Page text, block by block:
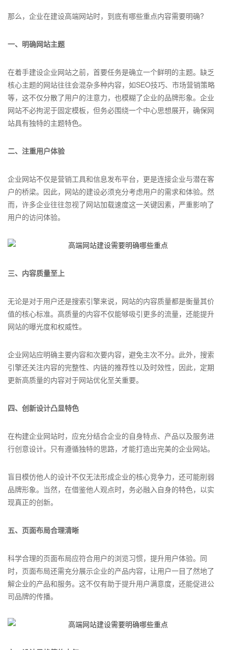
那么，企业在建设高端网站时，到底有哪些重点内容需要明确?
一、明确网站主题
在着手建设企业网站之前，首要任务是确立一个鲜明的主题。缺乏
核心主题的网站往往会混杂多种内容，如SEO技巧、市场营销策略
等，这不仅分散了用户的注意力，也模糊了企业的品牌形象。企业
网站不必拘泥于固定模板，但务必围绕一个中心思想展开，确保网
站具有独特的主题特色。
二、注重用户体验
企业网站不仅是营销工具和信息发布平台，更是连接企业与潜在客
户的桥梁。因此，网站的建设必须充分考虑用户的需求和体验。然
而，许多企业往往忽视了网站加载速度这一关键因素，严重影响了
用户的访问体验。
三、内容质量至上
无论是对于用户还是搜索引擎来说，网站的内容质量都是衡量其价
值的核心标准。高质量的内容不仅能够吸引更多的流量，还能提升
网站的曝光度和权威性。
企业网站应明确主要内容和次要内容，避免主次不分。此外，搜索
引擎还关注内容的完整性、内链的推荐性以及时效性，因此，定期
更新高质量的内容对于网站优化至关重要。
四、创新设计凸显特色
在构建企业网站时，应充分结合企业的自身特点、产品以及服务进
行创意设计。只有遵循独特的思路，才能打造出完美的企业网站。
盲目模仿他人的设计不仅无法形成企业的核心竞争力，还可能削弱
品牌形象。当然，在借鉴他人观点时，务必融入自身的特色，以实
现真正的创新。
五、页面布局合理清晰
科学合理的页面布局应符合用户的浏览习惯，提升用户体验。同
时，页面布局还需充分展示企业的产品内容，让用户一目了然地了
解企业的产品和服务。这不仅有助于提升用户满意度，还能促进公
司品牌的传播。